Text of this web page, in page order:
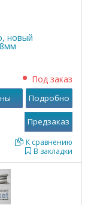
новый
Под заказ
В закладки
К сравнению
Подробно